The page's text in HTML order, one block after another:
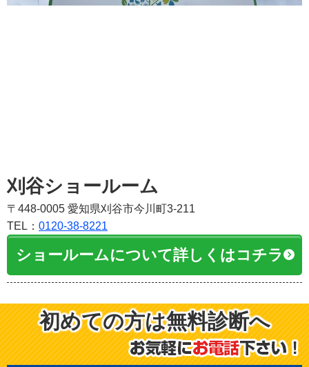
刈谷ショールーム
〒448-0005 愛知県刈谷市今川町3-211
TEL： 0120-38-8221
ショールームについて詳しくはコチラ
初めての方は無料診断へ